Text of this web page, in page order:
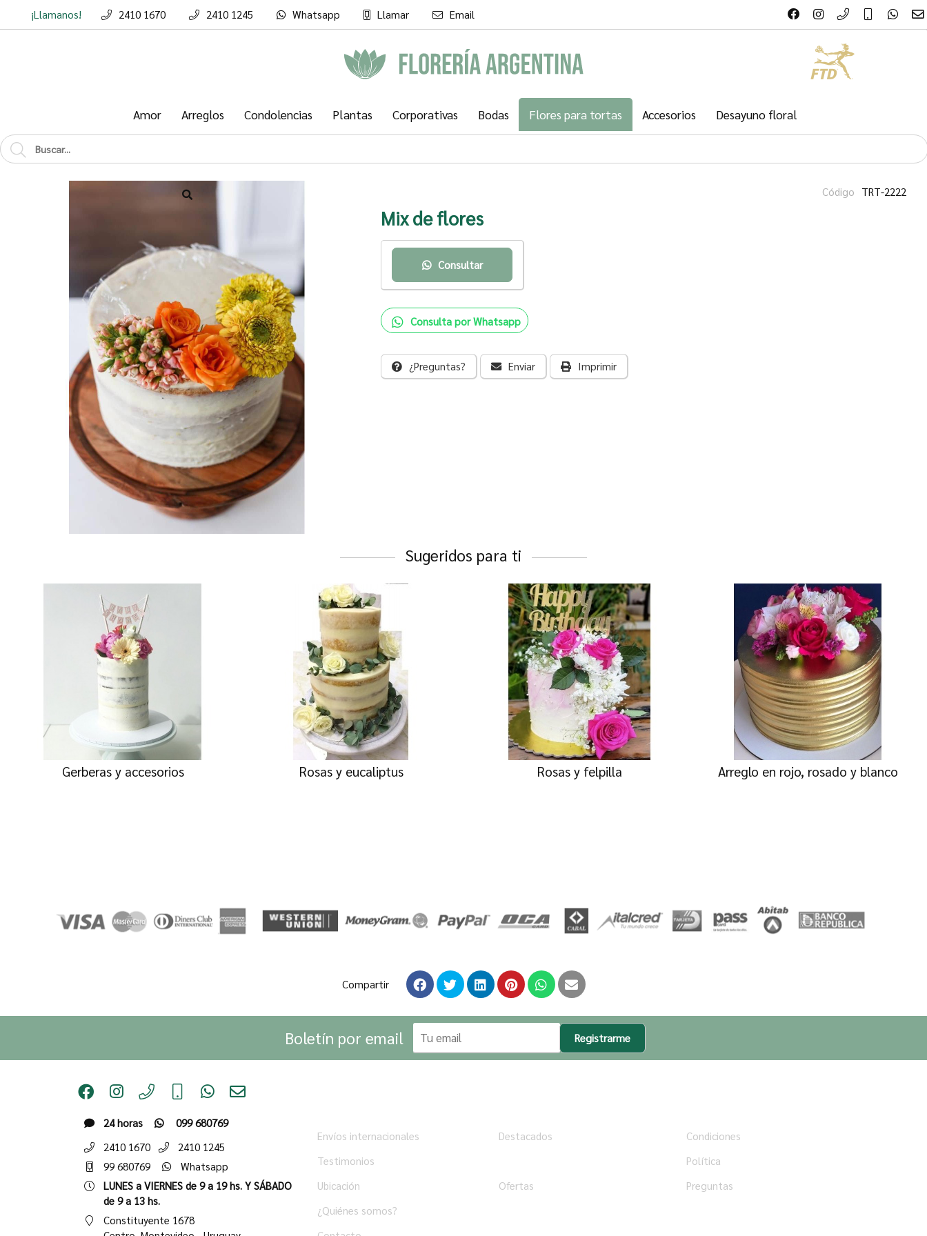
Para
Mensaje
¡Llamanos! 2410 1670 2410 1245 Whatsapp Llamar Email
Amor Arreglos Condolencias Plantas Corporativas Bodas Flores para tortas Accesorios Desayuno floral
Código TRT-2222
Mix de flores
Consultar
Consulta por Whatsapp
¿Preguntas? Enviar Imprimir
Sugeridos para ti
Gerberas y accesorios Rosas y eucaliptus Rosas y felpilla Arreglo en rojo, rosado y blanco
Compartir
Boletín por email Registrarme
24 horas
099 680769
2410 1670
2410 1245
99 680769
Whatsapp
LUNES a VIERNES de 9 a 19 hs. Y SÁBADO
de 9 a 13 hs.
Constituyente 1678
Envíos internacionales
Testimonios
Ubicación
¿Quiénes somos?
Destacados
Ofertas
Condiciones
Política
Preguntas